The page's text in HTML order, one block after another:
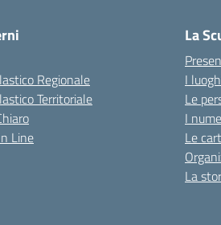
Regionale
Territoriale
Line
La
I
Le
I
Le
La